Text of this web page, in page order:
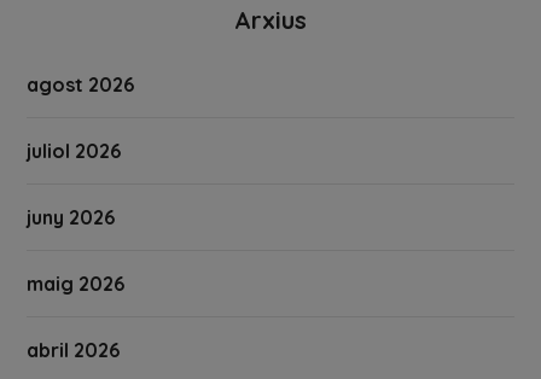
Arxius
agost 2026
juliol 2026
juny 2026
maig 2026
abril 2026